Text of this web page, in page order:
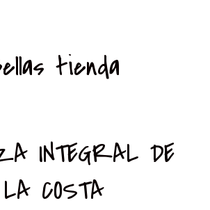
tienda
INTEGRAL DE
LA COSTA